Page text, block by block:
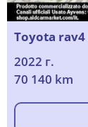
Toyota rav4
2022 г.
70 140 km